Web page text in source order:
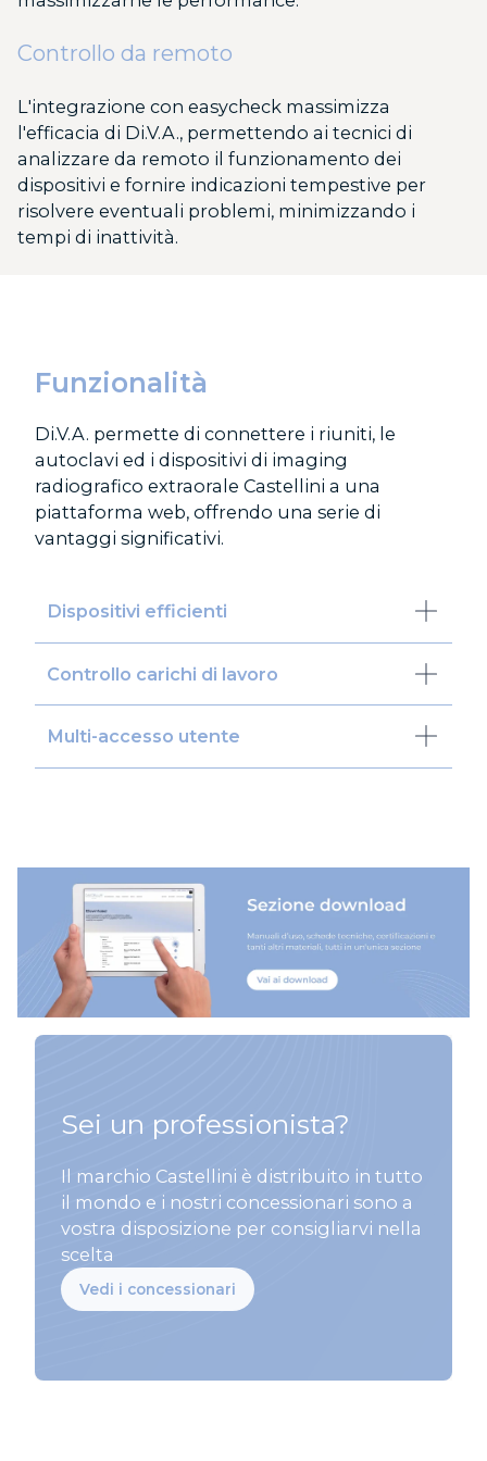
Controllo da remoto
L'integrazione con easycheck massimizza
l'efficacia di Di.V.A., permettendo ai tecnici di
analizzare da remoto il funzionamento dei
dispositivi e fornire indicazioni tempestive per
risolvere eventuali problemi, minimizzando i
tempi di inattività.
Funzionalità
Di.V.A. permette di connettere i riuniti, le
autoclavi ed i dispositivi di imaging
radiografico extraorale Castellini a una
piattaforma web, offrendo una serie di
vantaggi significativi.
Dispositivi efficienti
Controllo carichi di lavoro
Multi-accesso utente
Sei un professionista?
Il marchio Castellini è distribuito in tutto
il mondo e i nostri concessionari sono a
vostra disposizione per consigliarvi nella
scelta
Vedi i concessionari